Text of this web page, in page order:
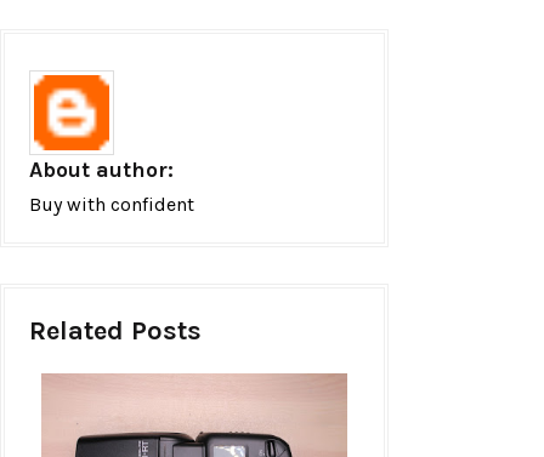
About author:
Buy with confident
Related Posts